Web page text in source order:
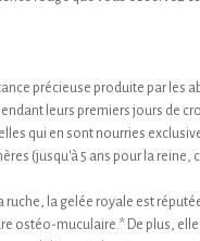
précieuse produite par les
leurs premiers jours de
qui en sont nourries
(jusqu'à 5 ans pour la
ruche, la gelée royale est
ostéo-muculaire.* De plus,